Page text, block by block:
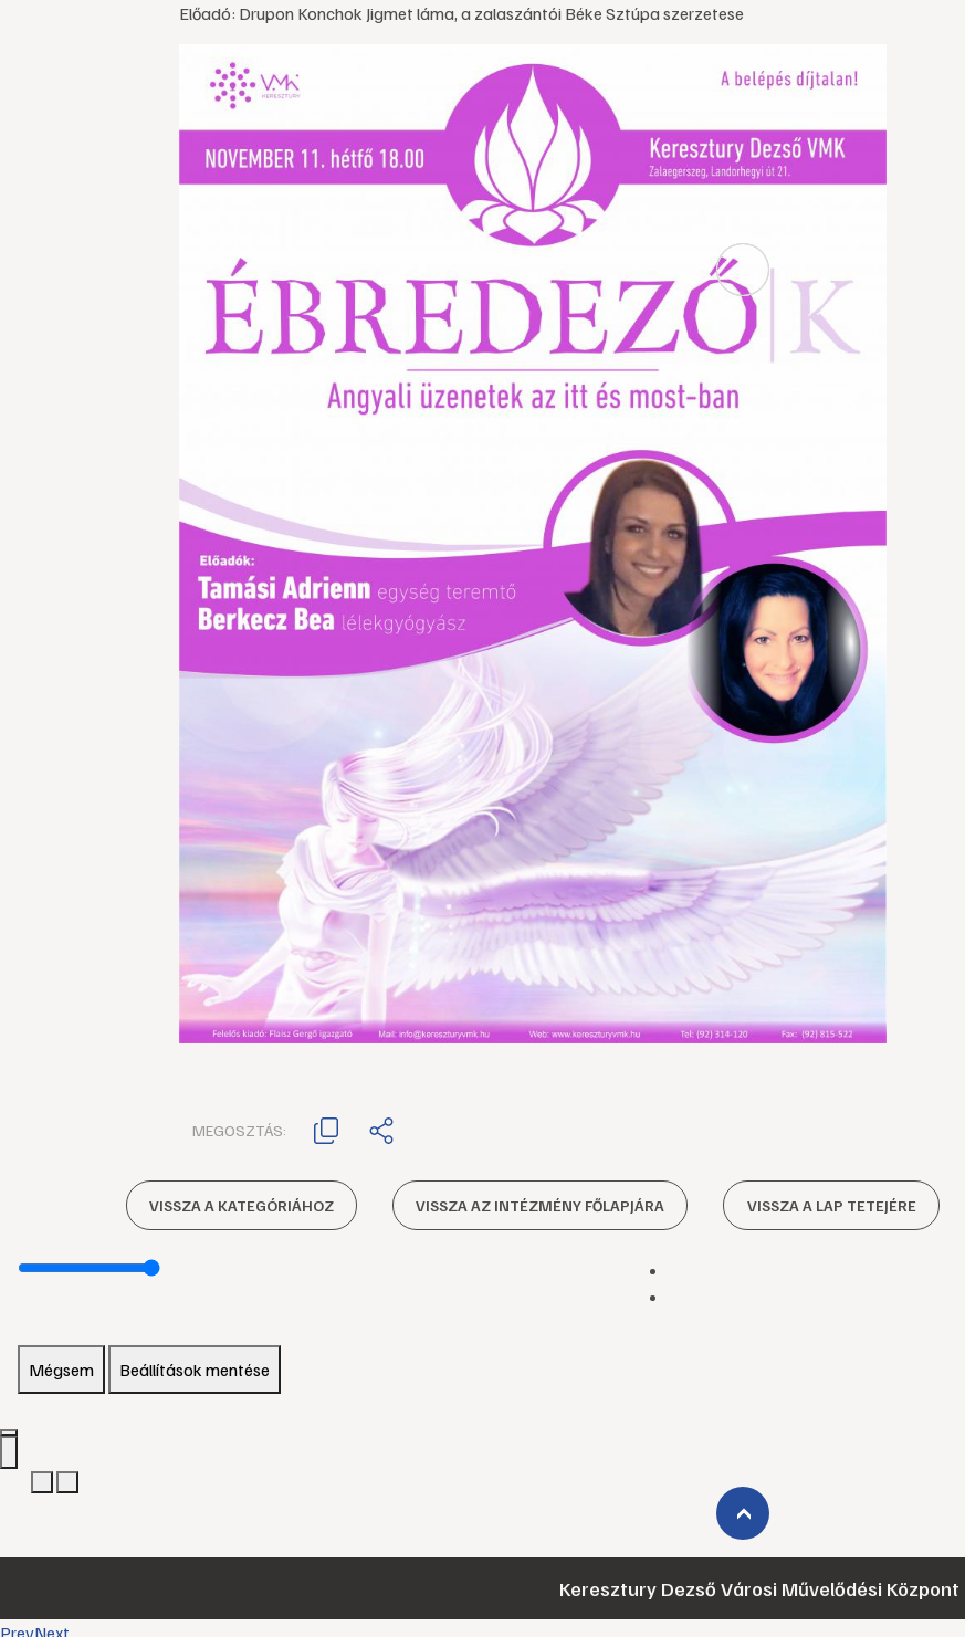
Előadó: Drupon Konchok Jigmet láma, a zalaszántói Béke Sztúpa szerzetese
MEGOSZTÁS:
VISSZA A KATEGÓRIÁHOZ VISSZA AZ INTÉZMÉNY FŐLAPJÁRA VISSZA A LAP TETEJÉRE
Mégsem Beállítások mentése
›
Keresztury Dezső Városi Művelődési Központ